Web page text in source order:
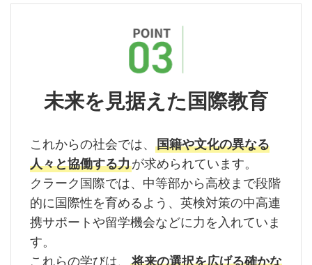
未来を見据えた国際教育
これからの社会では、 国籍や文化の異なる
人々と協働する力が求められています。
クラーク国際では、中等部から高校まで段階
的に国際性を育めるよう、英検対策の中高連
携サポートや留学機会などに力を入れていま
す。
これらの学びは、 将来の選択を広げる確かな